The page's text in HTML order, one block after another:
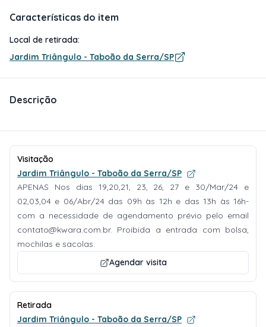
Características do item
Local de retirada:
Jardim Triângulo - Taboão da Serra/SP
Descrição
Visitação
Jardim Triângulo - Taboão da Serra/SP
APENAS Nos dias 19,20,21, 23, 26, 27 e 30/Mar/24 e
02,03,04 e 06/Abr/24 das 09h às 12h e das 13h às 16h-
com a necessidade de agendamento prévio pelo email
contato@kwara.com.br. Proibida a entrada com bolsa,
mochilas e sacolas.
Agendar visita
Retirada
Jardim Triângulo - Taboão da Serra/SP